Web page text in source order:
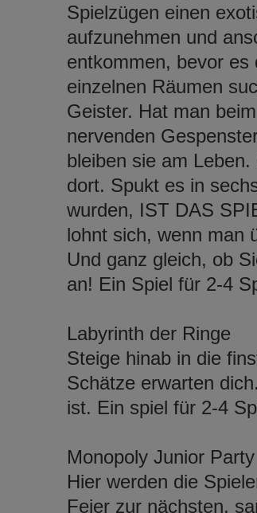
Spielzügen einen
aufzunehmen und
entkommen, bevor
einzelnen Räumen
Geister. Hat man
nervenden
bleiben sie am
dort. Spukt es in
wurden, IST DAS
lohnt sich, wenn man
Und ganz gleich, ob
an! Ein Spiel für 2-4
Labyrinth der Ringe
Steige hinab in die
Schätze erwarten
ist. Ein spiel für 2-4
Monopoly Junior Party
Hier werden die
Feier zur nächsten,